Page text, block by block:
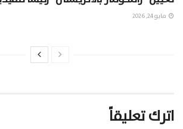
مايو 24, 2026
اترك تعليقاً